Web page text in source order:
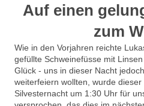
Auf einen
zum
Wie in den Vorjahren reichte
gefüllte Schweinefüsse mit
Glück - uns in dieser Nacht
weiterfeiern wollten, wurde
Silvesternacht um 1:30 Uhr für